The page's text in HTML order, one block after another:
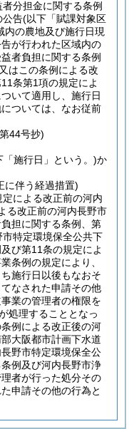
分担金に関する条例
公告(以下「賦課対象区
内の農地及び施行日現
が行われた区域内の
者負担に関する条例
はこの条例による改
条第1項の規定によ
いて適用し、施行日
ついては、なお従前
44号抄)
「施行日」という。)か
に伴う経過措置)
による改正前の河内
る改正前の河内長野市
担に関する条例、第
特定環境保全公共下
び第11条の規定によ
条例の規定により、
施行日以後もなおそ
なされた申請その他
業の管理者の権限を
処理することとなっ
例による改正後の河
大阪都市計画下水道
野市特定環境保全公
例及び河内長野市浄
者が行った処分その
申請その他の行為と